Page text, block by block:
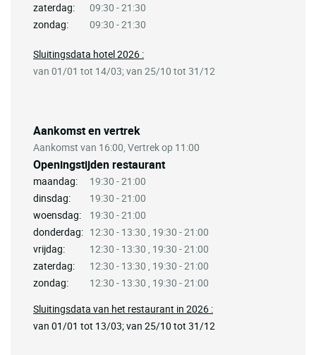
zaterdag:
09:30 - 21:30
zondag:
09:30 - 21:30
Aankomst en vertrek
Aankomst van 16:00, Vertrek op 11:00
Openingstijden restaurant
maandag:
19:30 - 21:00
dinsdag:
19:30 - 21:00
woensdag:
19:30 - 21:00
donderdag: 12:30 - 13:30 , 19:30 - 21:00
vrijdag:
12:30 - 13:30 , 19:30 - 21:00
zaterdag:
12:30 - 13:30 , 19:30 - 21:00
zondag:
12:30 - 13:30 , 19:30 - 21:00
Sluitingsdata van het restaurant in 2026 :
van 01/01 tot 13/03; van 25/10 tot 31/12
Sluitingsdata hotel 2026 :
van 01/01 tot 14/03; van 25/10 tot 31/12